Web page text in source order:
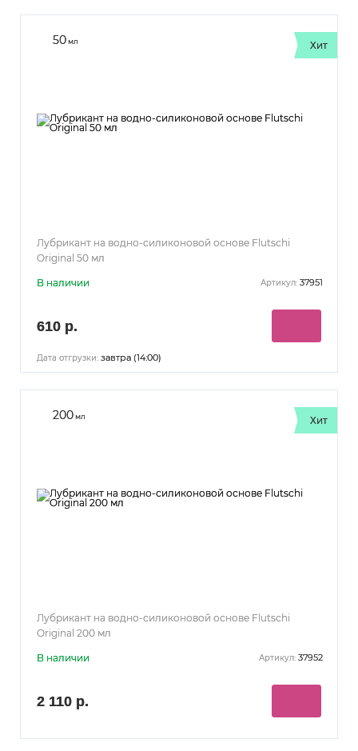
50мл Хит
Лубрикант на водно-силиконовой основе Flutschi
Original 50 мл
В наличии Артикул: 37951
610 р.
Дата отгрузки: завтра (14:00)
200мл Хит
Лубрикант на водно-силиконовой основе Flutschi
Original 200 мл
В наличии Артикул: 37952
2 110 р.